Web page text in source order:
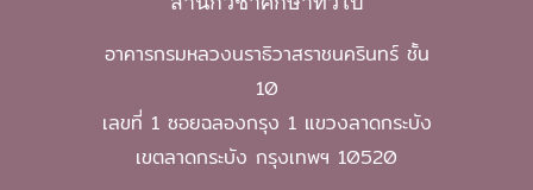
อาคารกรมหลวงนราธิวาสราชนครินทร์ ชั้น
10
เลขที่ 1 ซอยฉลองกรุง 1 แขวงลาดกระบัง
เขตลาดกระบัง กรุงเทพฯ 10520